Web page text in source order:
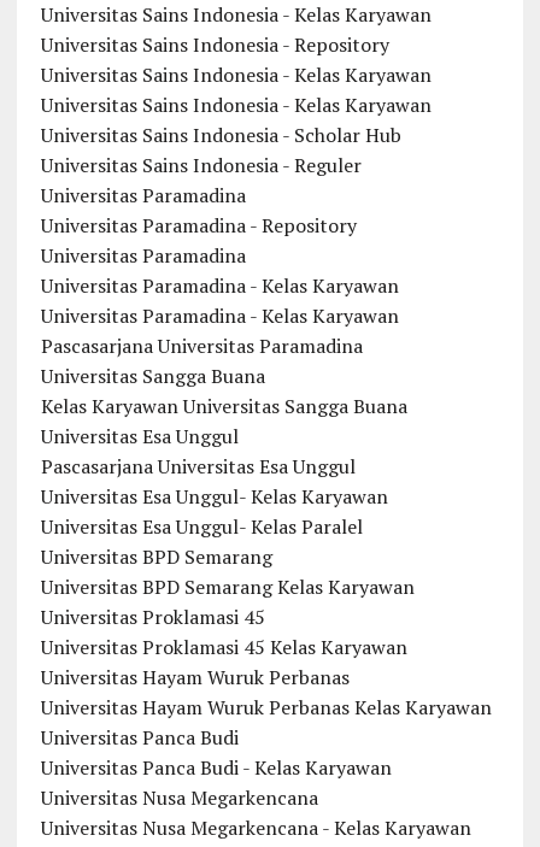
Universitas Sains Indonesia - Kelas Karyawan
Universitas Sains Indonesia - Repository
Universitas Sains Indonesia - Kelas Karyawan
Universitas Sains Indonesia - Kelas Karyawan
Universitas Sains Indonesia - Scholar Hub
Universitas Sains Indonesia - Reguler
Universitas Paramadina
Universitas Paramadina - Repository
Universitas Paramadina
Universitas Paramadina - Kelas Karyawan
Universitas Paramadina - Kelas Karyawan
Pascasarjana Universitas Paramadina
Universitas Sangga Buana
Kelas Karyawan Universitas Sangga Buana
Universitas Esa Unggul
Pascasarjana Universitas Esa Unggul
Universitas Esa Unggul- Kelas Karyawan
Universitas Esa Unggul- Kelas Paralel
Universitas BPD Semarang
Universitas BPD Semarang Kelas Karyawan
Universitas Proklamasi 45
Universitas Proklamasi 45 Kelas Karyawan
Universitas Hayam Wuruk Perbanas
Universitas Hayam Wuruk Perbanas Kelas Karyawan
Universitas Panca Budi
Universitas Panca Budi - Kelas Karyawan
Universitas Nusa Megarkencana
Universitas Nusa Megarkencana - Kelas Karyawan